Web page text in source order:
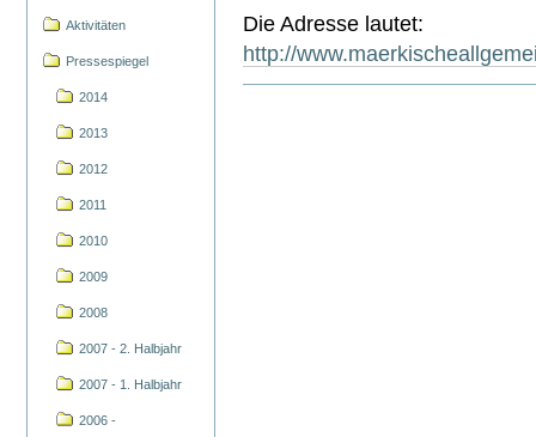
Aktivitäten
Pressespiegel
2014
2013
2012
2011
2010
2009
2008
2007 - 2. Halbjahr
2007 - 1. Halbjahr
2006 -
Die Adresse lautet:
http://